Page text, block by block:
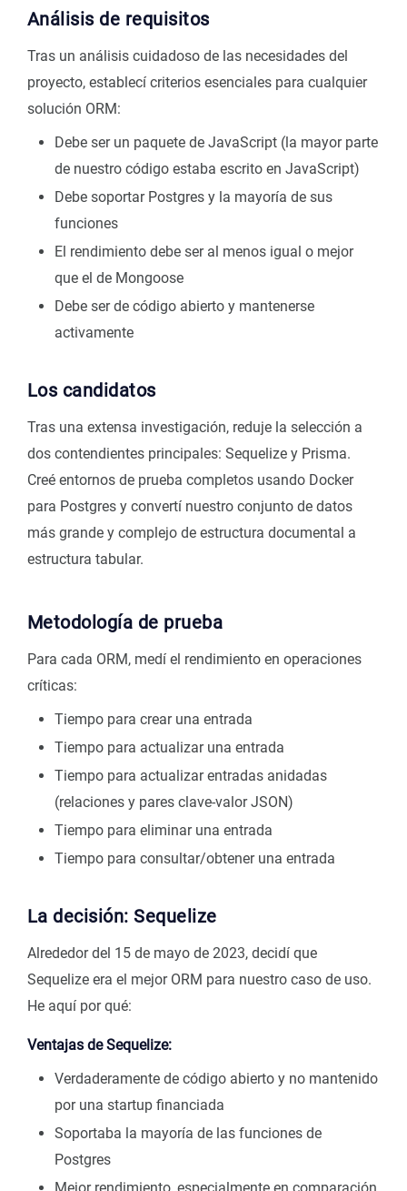
Análisis de requisitos
Tras un análisis cuidadoso de las necesidades del
proyecto, establecí criterios esenciales para cualquier
solución ORM:
Debe ser un paquete de JavaScript (la mayor parte
de nuestro código estaba escrito en JavaScript)
Debe soportar Postgres y la mayoría de sus
funciones
El rendimiento debe ser al menos igual o mejor
que el de Mongoose
Debe ser de código abierto y mantenerse
activamente
Los candidatos
Tras una extensa investigación, reduje la selección a
dos contendientes principales: Sequelize y Prisma.
Creé entornos de prueba completos usando Docker
para Postgres y convertí nuestro conjunto de datos
más grande y complejo de estructura documental a
estructura tabular.
Metodología de prueba
Para cada ORM, medí el rendimiento en operaciones
críticas:
Tiempo para crear una entrada
Tiempo para actualizar una entrada
Tiempo para actualizar entradas anidadas
(relaciones y pares clave-valor JSON)
Tiempo para eliminar una entrada
Tiempo para consultar/obtener una entrada
La decisión: Sequelize
Alrededor del 15 de mayo de 2023, decidí que
Sequelize era el mejor ORM para nuestro caso de uso.
He aquí por qué:
Ventajas de Sequelize:
Verdaderamente de código abierto y no mantenido
por una startup financiada
Soportaba la mayoría de las funciones de
Postgres